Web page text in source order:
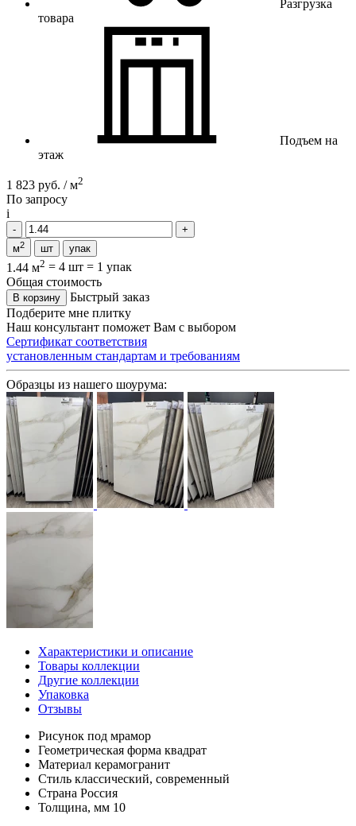
Разгрузка
товара
Подъем на
этаж
1 823 руб. / м2
По запросу
i
м2 шт упак
1.44 м2 = 4 шт = 1 упак
Общая стоимость
В корзину
Быстрый заказ
Подберите мне плитку
Наш консультант поможет Вам с выбором
Сертификат соответствия
установленным стандартам и требованиям
Образцы из нашего шоурума:
Характеристики и описание
Товары коллекции
Другие коллекции
Упаковка
Отзывы
Рисунок под мрамор
Геометрическая форма квадрат
Материал керамогранит
Стиль классический, современный
Страна Россия
Толщина, мм 10